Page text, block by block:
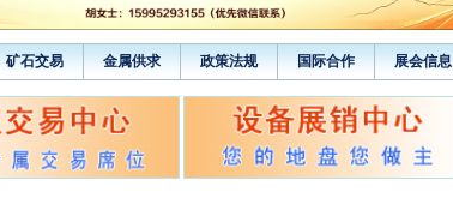
矿石交易 金属供求 政策法规 国际合作 展会信息